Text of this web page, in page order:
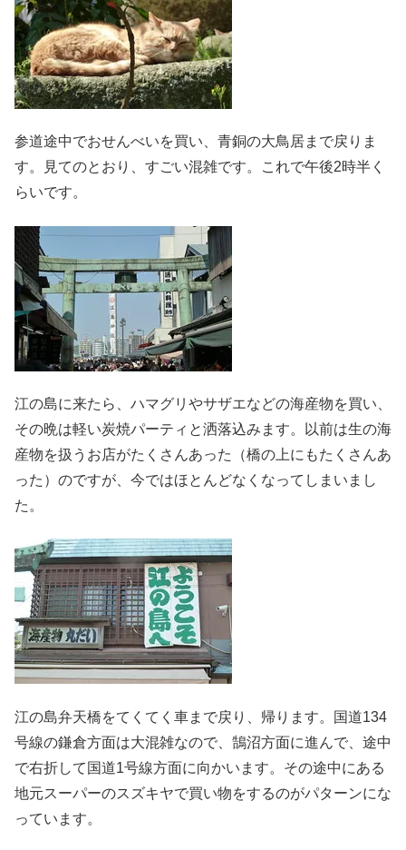
参道途中でおせんべいを買い、青銅の大鳥居まで戻りま
す。見てのとおり、すごい混雑です。これで午後2時半く
らいです。
江の島に来たら、ハマグリやサザエなどの海産物を買い、
その晩は軽い炭焼パーティと洒落込みます。以前は生の海
産物を扱うお店がたくさんあった（橋の上にもたくさんあ
った）のですが、今ではほとんどなくなってしまいまし
た。
江の島弁天橋をてくてく車まで戻り、帰ります。国道134
号線の鎌倉方面は大混雑なので、鵠沼方面に進んで、途中
で右折して国道1号線方面に向かいます。その途中にある
地元スーパーのスズキヤで買い物をするのがパターンにな
っています。